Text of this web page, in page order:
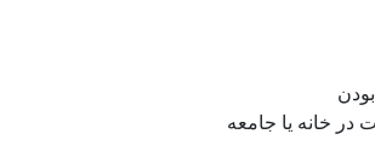
خانه یا جامعه